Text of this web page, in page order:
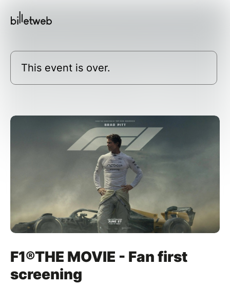
This event is over.
F1®THE MOVIE - Fan first
screening